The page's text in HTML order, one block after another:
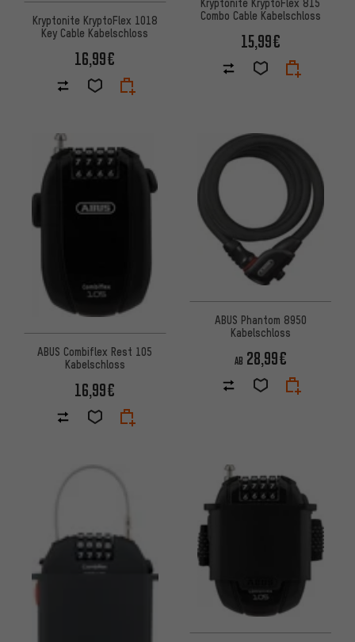
Kryptonite KryptoFlex 1018
Key Cable Kabelschloss
16,99€
Combo Cable Kabelschloss
15,99€
ABUS Combiflex Rest 105
Kabelschloss
16,99€
ABUS Phantom 8950
Kabelschloss
AB 28,99€